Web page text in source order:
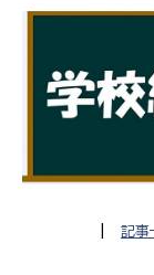
記事